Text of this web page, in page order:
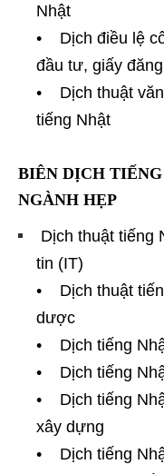
Nhật
• Dịch điều lệ
đầu tư, giấy
• Dịch thuật văn
tiếng Nhật
BIÊN DỊCH
NGÀNH HẸP
Dịch thuật tiếng
tin (IT)
• Dịch thuật
dược
• Dịch tiếng
• Dịch tiếng
• Dịch tiếng
xây dựng
• Dịch tiếng